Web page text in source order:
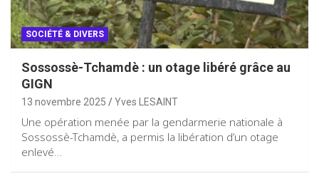
SOCIÉTÉ & DIVERS
Sossossè-Tchamdè : un otage libéré grâce au
GIGN
13 novembre 2025 Yves LESAINT
Une opération menée par la gendarmerie nationale à
Sossossè-Tchamdè, a permis la libération d’un otage
enlevé…